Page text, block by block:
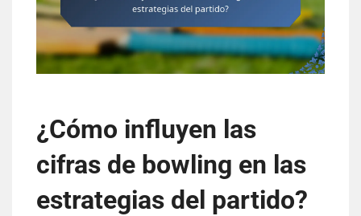
¿Cómo influyen las
cifras de bowling en las
estrategias del partido?